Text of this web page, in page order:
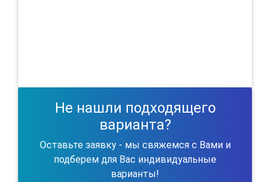
Не нашли подходящего
варианта?
Оставьте заявку - мы свяжемся с Вами и
подберем для Вас индивидуальные
варианты!